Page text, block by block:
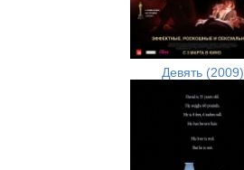
Девять (2009)